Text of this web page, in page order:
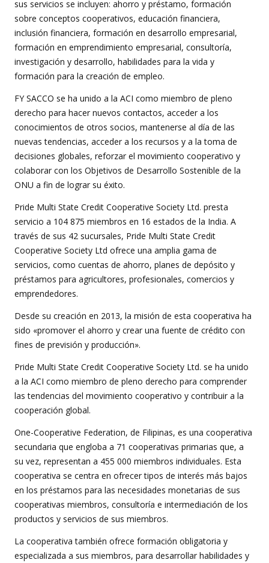
sus servicios se incluyen: ahorro y préstamo, formación
sobre conceptos cooperativos, educación financiera,
inclusión financiera, formación en desarrollo empresarial,
formación en emprendimiento empresarial, consultoría,
investigación y desarrollo, habilidades para la vida y
formación para la creación de empleo.
FY SACCO se ha unido a la ACI como miembro de pleno
derecho para hacer nuevos contactos, acceder a los
conocimientos de otros socios, mantenerse al día de las
nuevas tendencias, acceder a los recursos y a la toma de
decisiones globales, reforzar el movimiento cooperativo y
colaborar con los Objetivos de Desarrollo Sostenible de la
ONU a fin de lograr su éxito.
Pride Multi State Credit Cooperative Society Ltd. presta
servicio a 104 875 miembros en 16 estados de la India. A
través de sus 42 sucursales, Pride Multi State Credit
Cooperative Society Ltd ofrece una amplia gama de
servicios, como cuentas de ahorro, planes de depósito y
préstamos para agricultores, profesionales, comercios y
emprendedores.
Desde su creación en 2013, la misión de esta cooperativa ha
sido «promover el ahorro y crear una fuente de crédito con
fines de previsión y producción».
Pride Multi State Credit Cooperative Society Ltd. se ha unido
a la ACI como miembro de pleno derecho para comprender
las tendencias del movimiento cooperativo y contribuir a la
cooperación global.
One-Cooperative Federation, de Filipinas, es una cooperativa
secundaria que engloba a 71 cooperativas primarias que, a
su vez, representan a 455 000 miembros individuales. Esta
cooperativa se centra en ofrecer tipos de interés más bajos
en los préstamos para las necesidades monetarias de sus
cooperativas miembros, consultoría e intermediación de los
productos y servicios de sus miembros.
La cooperativa también ofrece formación obligatoria y
especializada a sus miembros, para desarrollar habilidades y